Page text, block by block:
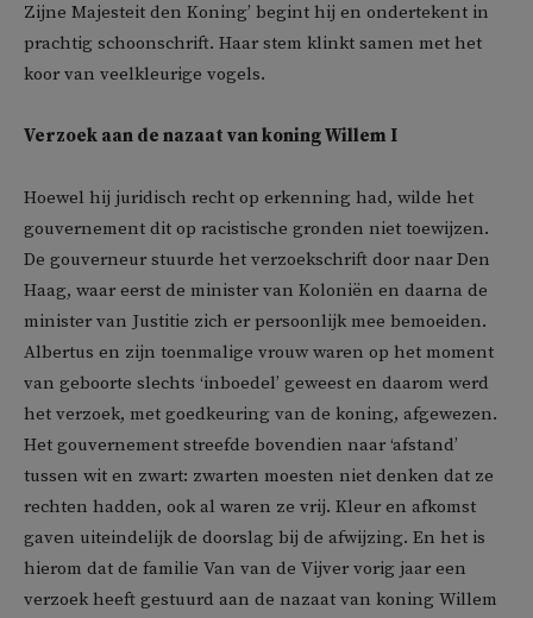
Zijne Majesteit den Koning’ begint hij en ondertekent in
prachtig schoonschrift. Haar stem klinkt samen met het
koor van veelkleurige vogels.
Verzoek aan de nazaat van koning Willem I
Hoewel hij juridisch recht op erkenning had, wilde het
gouvernement dit op racistische gronden niet toewijzen.
De gouverneur stuurde het verzoekschrift door naar Den
Haag, waar eerst de minister van Koloniën en daarna de
minister van Justitie zich er persoonlijk mee bemoeiden.
Albertus en zijn toenmalige vrouw waren op het moment
van geboorte slechts ‘inboedel’ geweest en daarom werd
het verzoek, met goedkeuring van de koning, afgewezen.
Het gouvernement streefde bovendien naar ‘afstand’
tussen wit en zwart: zwarten moesten niet denken dat ze
rechten hadden, ook al waren ze vrij. Kleur en afkomst
gaven uiteindelijk de doorslag bij de afwijzing. En het is
hierom dat de familie Van van de Vijver vorig jaar een
verzoek heeft gestuurd aan de nazaat van koning Willem